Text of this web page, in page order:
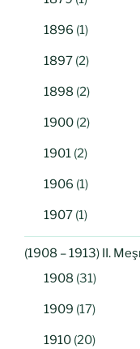
1896 (1)
1897 (2)
1898 (2)
1900 (2)
1901 (2)
1906 (1)
1907 (1)
(1908 – 1913) II.
1908 (31)
1909 (17)
1910 (20)